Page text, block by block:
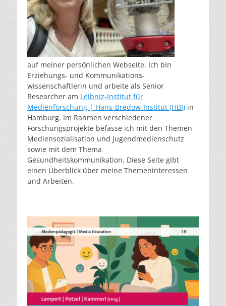
auf meiner persönlichen Webseite. Ich bin
Erziehungs- und Kommunikations-
wissenschaftlerin und arbeite als Senior
Researcher am Leibniz-Institut für
Medienforschung | Hans-Bredow-Institut (HBI) in
Hamburg. Im Rahmen verschiedener
Forschungsprojekte befasse ich mit den Themen
Mediensozialisation und Jugendmedienschutz
sowie mit dem Thema
Gesundheitskommunikation. Diese Seite gibt
einen Überblick über meine Themeninteressen
und Arbeiten.